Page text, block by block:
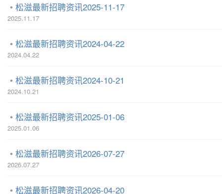
松滋最新招聘资讯2025-11-17
2025.11.17
松滋最新招聘资讯2024-04-22
2024.04.22
松滋最新招聘资讯2024-10-21
2024.10.21
松滋最新招聘资讯2025-01-06
2025.01.06
松滋最新招聘资讯2026-07-27
2026.07.27
松滋最新招聘资讯2026-04-20